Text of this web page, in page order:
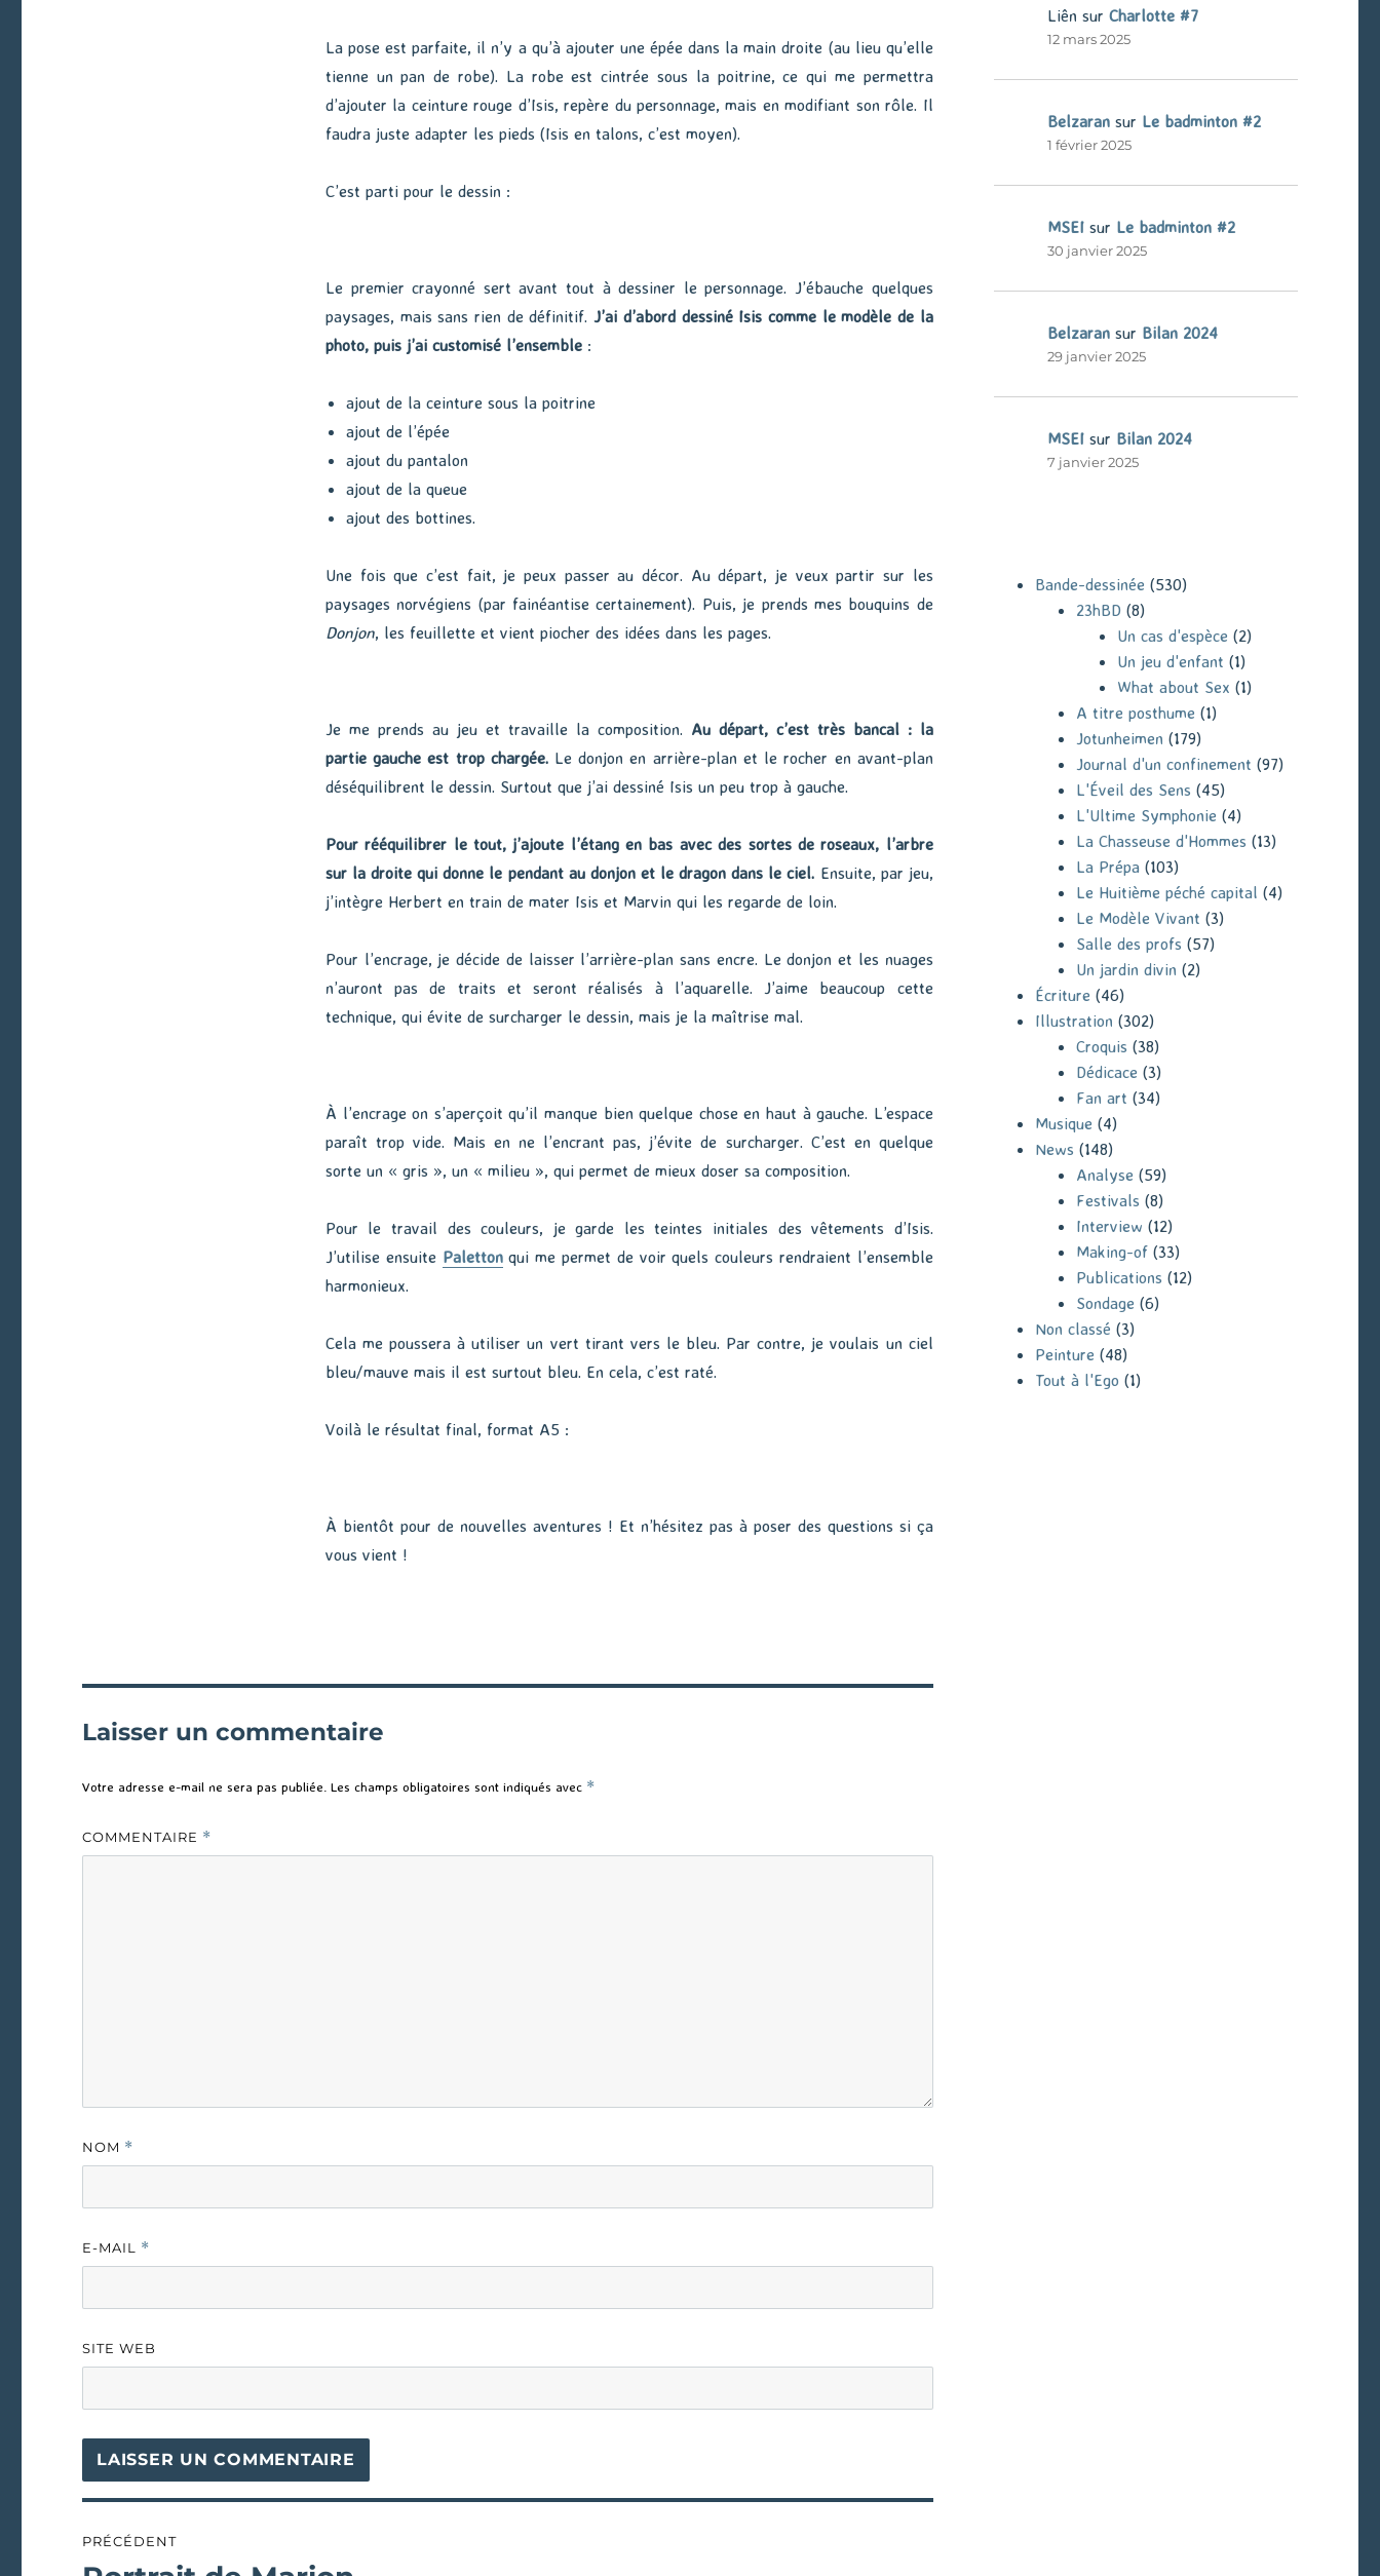
La pose est parfaite, il n’y a qu’à ajouter une épée dans la main droite (au lieu qu’elle
tienne un pan de robe). La robe est cintrée sous la poitrine, ce qui me permettra
d’ajouter la ceinture rouge d’Isis, repère du personnage, mais en modifiant son rôle. Il
faudra juste adapter les pieds (Isis en talons, c’est moyen).
C’est parti pour le dessin :
Le premier crayonné sert avant tout à dessiner le personnage. J’ébauche quelques
paysages, mais sans rien de définitif. J’ai d’abord dessiné Isis comme le modèle de la
photo, puis j’ai customisé l’ensemble:
ajout de la ceinture sous la poitrine
ajout de l’épée
ajout du pantalon
ajout de la queue
ajout des bottines.
Une fois que c’est fait, je peux passer au décor. Au départ, je veux partir sur les
paysages norvégiens (par fainéantise certainement). Puis, je prends mes bouquins de
Donjon, les feuillette et vient piocher des idées dans les pages.
Je me prends au jeu et travaille la composition. Au départ, c’est très bancal : la
partie gauche est trop chargée.Le donjon en arrière-plan et le rocher en avant-plan
déséquilibrent le dessin. Surtout que j’ai dessiné Isis un peu trop à gauche.
Pour rééquilibrer le tout, j’ajoute l’étang en bas avec des sortes de roseaux, l’arbre
sur la droite qui donne le pendant au donjon et le dragon dans le ciel. Ensuite, par jeu,
j’intègre Herbert en train de mater Isis et Marvin qui les regarde de loin.
Pour l’encrage, je décide de laisser l’arrière-plan sans encre. Le donjon et les nuages
n’auront pas de traits et seront réalisés à l’aquarelle. J’aime beaucoup cette
technique, qui évite de surcharger le dessin, mais je la maîtrise mal.
À l’encrage on s’aperçoit qu’il manque bien quelque chose en haut à gauche. L’espace
paraît trop vide. Mais en ne l’encrant pas, j’évite de surcharger. C’est en quelque
sorte un « gris », un « milieu », qui permet de mieux doser sa composition.
Pour le travail des couleurs, je garde les teintes initiales des vêtements d’Isis.
J’utilise ensuite Palettonqui me permet de voir quels couleurs rendraient l’ensemble
harmonieux.
Cela me poussera à utiliser un vert tirant vers le bleu. Par contre, je voulais un ciel
bleu/mauve mais il est surtout bleu. En cela, c’est raté.
Voilà le résultat final, format A5 :
À bientôt pour de nouvelles aventures ! Et n’hésitez pas à poser des questions si ça
vous vient !
Laisser un commentaire
Votre adresse e-mail ne sera pas publiée. Les champs obligatoires sont indiqués avec *
COMMENTAIRE *
NOM *
E-MAIL *
SITE WEB
de
PRÉCÉDENT
Publication
Liên sur Charlotte #7
12 mars 2025
Belzaransur Le badminton #2
1 février 2025
MSEIsur Le badminton #2
30 janvier 2025
Belzaransur Bilan 2024
29 janvier 2025
MSEIsur Bilan 2024
7 janvier 2025
Bande-dessinée (530)
23hBD (8)
Un cas d'espèce (2)
Un jeu d'enfant (1)
What about Sex (1)
A titre posthume (1)
Jotunheimen (179)
Journal d'un confinement (97)
L'Éveil des Sens (45)
L'Ultime Symphonie (4)
La Chasseuse d'Hommes (13)
La Prépa(103)
Le Huitième péché capital (4)
Le Modèle Vivant (3)
Salle des profs (57)
Un jardin divin (2)
Écriture (46)
Illustration (302)
Croquis (38)
Dédicace (3)
Fan art (34)
Musique (4)
News (148)
Analyse (59)
Festivals (8)
Interview (12)
Making-of(33)
Publications (12)
Sondage (6)
Non classé (3)
Peinture (48)
Tout à l'Ego (1)